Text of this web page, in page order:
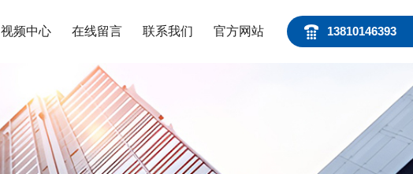
13810146393
视频中心 在线留言 联系我们 官方网站